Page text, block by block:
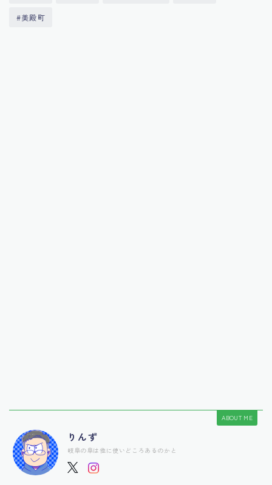
#美殿町
ABOUT ME
りんず
岐阜の阜は他に使いどころあるのかと